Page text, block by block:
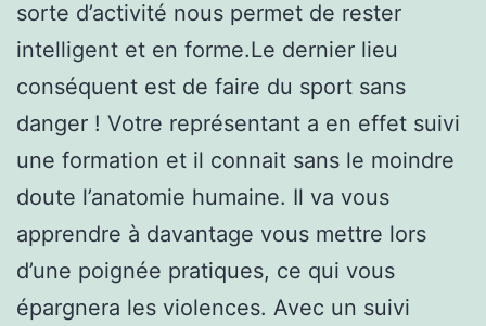
sorte d’activité nous permet de rester
intelligent et en forme.Le dernier lieu
conséquent est de faire du sport sans
danger ! Votre représentant a en effet suivi
une formation et il connait sans le moindre
doute l’anatomie humaine. Il va vous
apprendre à davantage vous mettre lors
d’une poignée pratiques, ce qui vous
épargnera les violences. Avec un suivi